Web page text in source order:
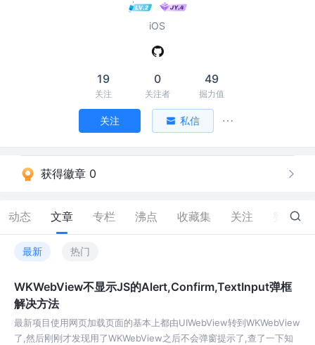
iOS
19
关注
0
关注者
49
掘力值
关注 私信
获得徽章 0
动态 文章 专栏 沸点 收藏集 关注 22
最新 热门
WKWebView不显示JS的Alert,Confirm,TextInput弹框
解决方法
最新项目使用网页加载页面的基本上都由UIWebView转到WKWebView
了,然后刚刚才发现用了WKWebView之后不会弹窗提示了,查了一下知